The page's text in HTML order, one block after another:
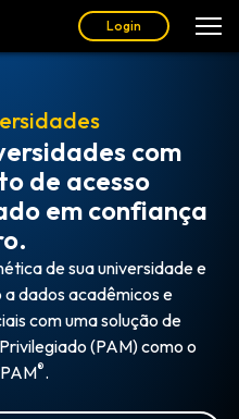
Login
com
de acesso
em confiança
de sua universidade e
dados acadêmicos e
com uma solução de
(PAM) como o
®.